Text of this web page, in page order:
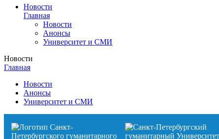
Новости
Главная
Новости
Анонсы
Университет и СМИ
Новости
Главная
Новости
Анонсы
Университет и СМИ